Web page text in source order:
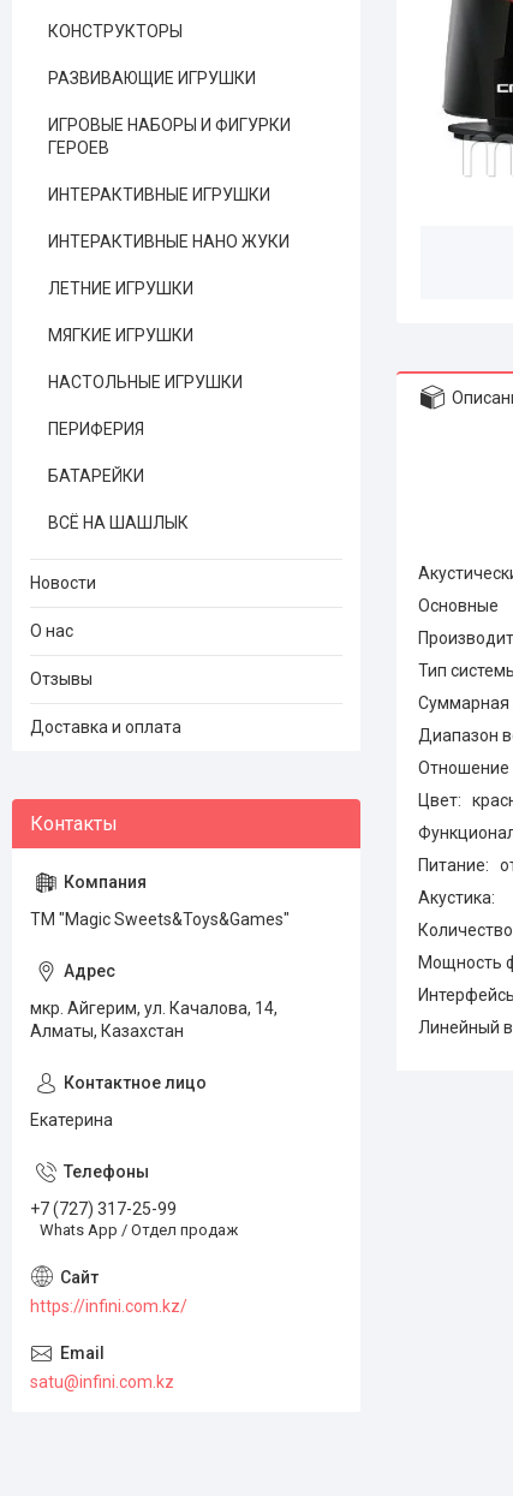
Основные
Тип
Суммарная
Диапазон
Цвет:
Питание:
Акустика:
Мощность
Линейный
КОНСТРУКТОРЫ
РАЗВИВАЮЩИЕ ИГРУШКИ
ИГРОВЫЕ НАБОРЫ И ФИГУРКИ
ГЕРОЕВ
ИНТЕРАКТИВНЫЕ ИГРУШКИ
ИНТЕРАКТИВНЫЕ НАНО ЖУКИ
ЛЕТНИЕ ИГРУШКИ
МЯГКИЕ ИГРУШКИ
НАСТОЛЬНЫЕ ИГРУШКИ
ПЕРИФЕРИЯ
БАТАРЕЙКИ
ВСЁ НА ШАШЛЫК
Новости
О нас
Отзывы
Доставка и оплата
ТМ "Magic Sweets&Toys&Games"
мкр. Айгерим, ул. Качалова, 14,
Алматы, Казахстан
Екатерина
+7 (727) 317-25-99
Whats App / Отдел продаж
https://infini.com.kz/
satu@infini.com.kz